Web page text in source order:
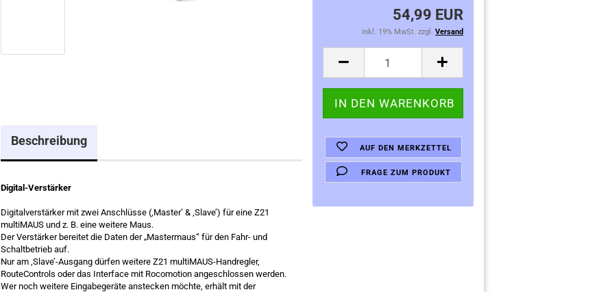
54,99 EUR
inkl. 19% MwSt. zzgl. Versand
AUF DEN MERKZETTEL
FRAGE ZUM PRODUKT
Beschreibung
Digital-Verstärker
Digitalverstärker mit zwei Anschlüsse (‚Master’ & ‚Slave’) für eine Z21
multiMAUS und z. B. eine weitere Maus.
Der Verstärker bereitet die Daten der „Mastermaus“ für den Fahr- und
Schaltbetrieb auf.
Nur am ‚Slave’-Ausgang dürfen weitere Z21 multiMAUS-Handregler,
RouteControls oder das Interface mit Rocomotion angeschlossen werden.
Wer noch weitere Eingabegeräte anstecken möchte, erhält mit der